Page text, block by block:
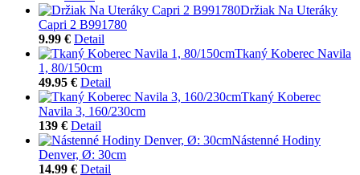
Držiak Na Uteráky
Capri 2 B991780
9.99 € Detail
Tkaný Koberec Navila
1, 80/150cm
49.95 € Detail
Tkaný Koberec
Navila 3, 160/230cm
139 € Detail
Nástenné Hodiny
Denver, Ø: 30cm
14.99 € Detail